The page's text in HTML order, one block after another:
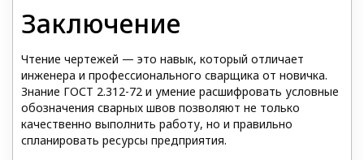
Заключение
Чтение чертежей — это навык, который отличает
инженера и профессионального сварщика от новичка.
Знание ГОСТ 2.312-72 и умение расшифровать условные
обозначения сварных швов позволяют не только
качественно выполнить работу, но и правильно
спланировать ресурсы предприятия.